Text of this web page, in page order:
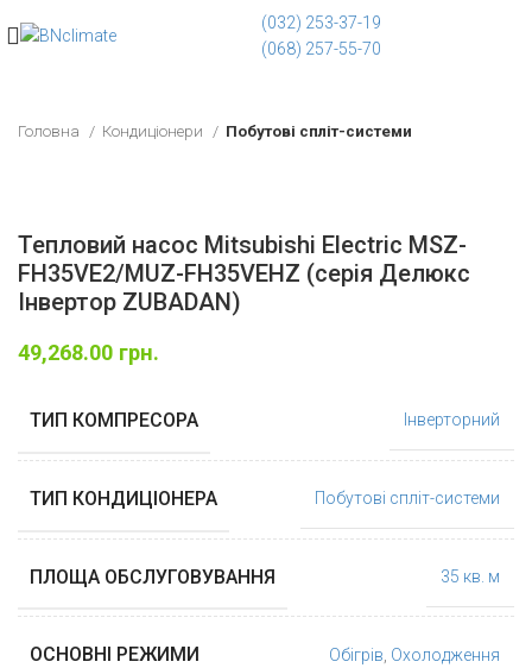
(032) 253-37-19
(068) 257-55-70
Головна Кондиціонери Побутові спліт-системи
Тепловий насос Mitsubishi Electric MSZ-
FH35VE2/MUZ-FH35VEHZ (серія Делюкс
Інвертор ZUBADAN)
49,268.00 грн.
ТИП КОМПРЕСОРА Інверторний
ТИП КОНДИЦІОНЕРА Побутові спліт-системи
ПЛОЩА ОБСЛУГОВУВАННЯ 35 кв. м
ОСНОВНІ РЕЖИМИ Обігрів Охолодження